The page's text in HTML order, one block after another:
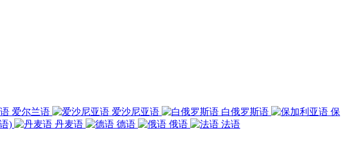
爱尔兰语 爱沙尼亚语 白俄罗斯语
保
) 丹麦语 德语 俄语 法语